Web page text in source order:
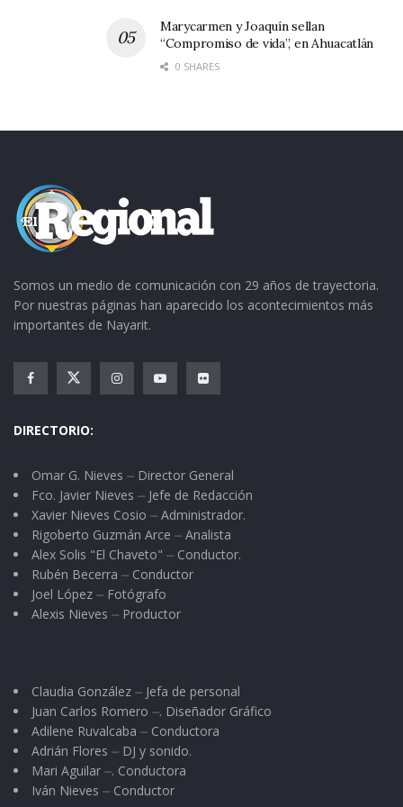
Marycarmen y Joaquín sellan
“Compromiso de vida”, en Ahuacatlán
0 SHARES
Somos un medio de comunicación con 29 años de trayectoria.
Por nuestras páginas han aparecido los acontecimientos más
importantes de Nayarit.
DIRECTORIO:
Omar G. Nieves ⏤ Director General
Fco. Javier Nieves ⏤ Jefe de Redacción
Xavier Nieves Cosio ⏤ Administrador.
Rigoberto Guzmán Arce ⏤ Analista
Alex Solis "El Chaveto" ⏤ Conductor.
Rubén Becerra ⏤ Conductor
Joel López ⏤ Fotógrafo
Alexis Nieves ⏤ Productor
Claudia González ⏤ Jefa de personal
Juan Carlos Romero ⏤. Diseñador Gráfico
Adilene Ruvalcaba ⏤ Conductora
Adrián Flores ⏤ DJ y sonido.
Mari Aguilar ⏤. Conductora
Iván Nieves ⏤ Conductor